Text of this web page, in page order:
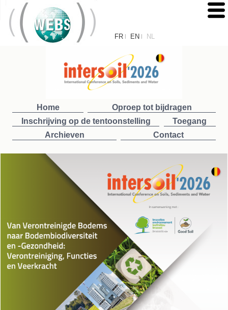
FR | EN | NL
Home
Oproep tot bijdragen
Inschrijving op de tentoonstelling
Toegang
Archieven
Contact